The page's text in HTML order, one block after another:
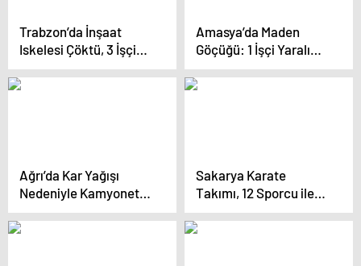
Trabzon’da İnşaat
Iskelesi Çöktü, 3 İşçi
Yaralandı
Amasya’da Maden
Göçüğü: 1 İşçi Yaralı
Kurtarıldı
Ağrı’da Kar Yağışı
Nedeniyle Kamyonet
Devrildi
Sakarya Karate
Takımı, 12 Sporcu ile
Milli Takımda Yer Aldı